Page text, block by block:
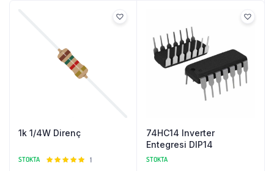
1k 1/4W Direnç
STOKTA
51
74HC14 Inverter
Entegresi DIP14
STOKTA